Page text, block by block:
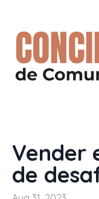
Vender
de